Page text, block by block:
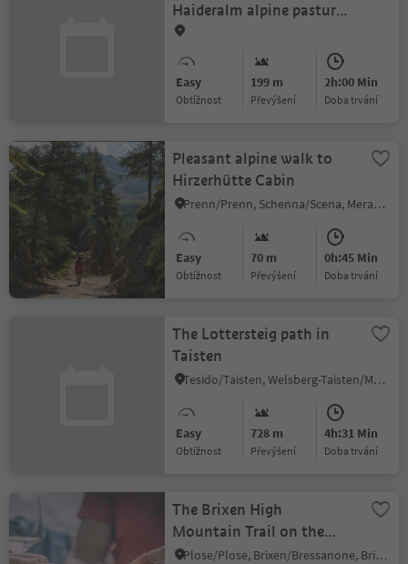
Haideralm alpine pasture -
Bruggeralm alpine pasture
Easy
Obtížnost
199 m
Převýšení
2h:00 Min
doba trvání
Pleasant alpine walk to
Hirzerhütte Cabin
Prenn/Prenn, Schenna/Scena, Meran/Merano and environs
Easy
Obtížnost
70 m
Převýšení
0h:45 Min
doba trvání
The Lottersteig path in
Taisten
Tesido/Taisten, Welsberg-Taisten/Monguelfo-Tesido
Easy
Obtížnost
728 m
Převýšení
4h:31 Min
doba trvání
The Brixen High
Mountain Trail on the
Plose Mountain
Plose/Plose, Brixen/Bressanone, Brixen/Bressanone and environs